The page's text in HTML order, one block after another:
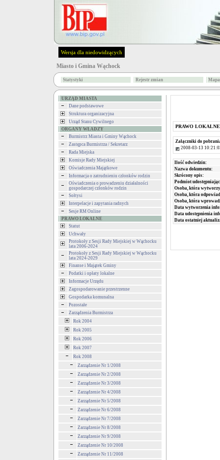
Wersja dla niedowidzących
Miasto i Gmina Wąchock
Statystyki Rejestr zmian
URZĄD MIASTA
Dane podstawowe
Struktura organizacyjna
Urząd Stanu Cywilnego
ORGANY WŁADZY
Burmistrz Miasta i Gminy Wąchock
Zastępca Burmistrza / Sekretarz
Rada Miejska
Komisje Rady Miejskiej
Oświadczenia Majątkowe
Informacja o zatrudnieniu członków rodzin
Oświadczenia o prowadzeniu działalności
gospodarczej członków rodzin
Sołtysi
Interpelacje i zapytania radnych
Sesje RM Online
PRAWO LOKALNE
Statut
Uchwały
Protokoły z Sesji Rady Miejskiej w Wąchocku
lata 2006-2024
Protokoły z Sesji Rady Miejskiej w Wąchocku
lata 2024-2029
Finanse i Majątek Gminy
Podatki i opłaty lokalne
Informacje Urzędu
Zagospodarowanie przestrzenne
Gospodarka komunalna
Pozostałe
Zarządzenia Burmistrza
Rok 2004
Rok 2005
Rok 2006
Rok 2007
Rok 2008
Zarządzenie Nr 1/2008
Zarządzenie Nr 2/2008
Zarządzenie Nr 3/2008
Zarządzenie Nr 4/2008
Zarządzenie Nr 5/2008
Zarządzenie Nr 6/2008
Zarządzenie Nr 7/2008
Zarządzenie Nr 8/2008
Zarządzenie Nr 9/2008
Zarządzenie Nr 10/2008
Zarządzenie Nr 11/2008
PRAWO LOKALNE
Załączniki do
2008-03-13
Ilość odwiedzin:
Nazwa dokumentu:
Skrócony opis:
Podmiot
Osoba, która
Osoba, która
Osoba, która
Data wytworzenia
Data udostępnienia
Data ostatniej